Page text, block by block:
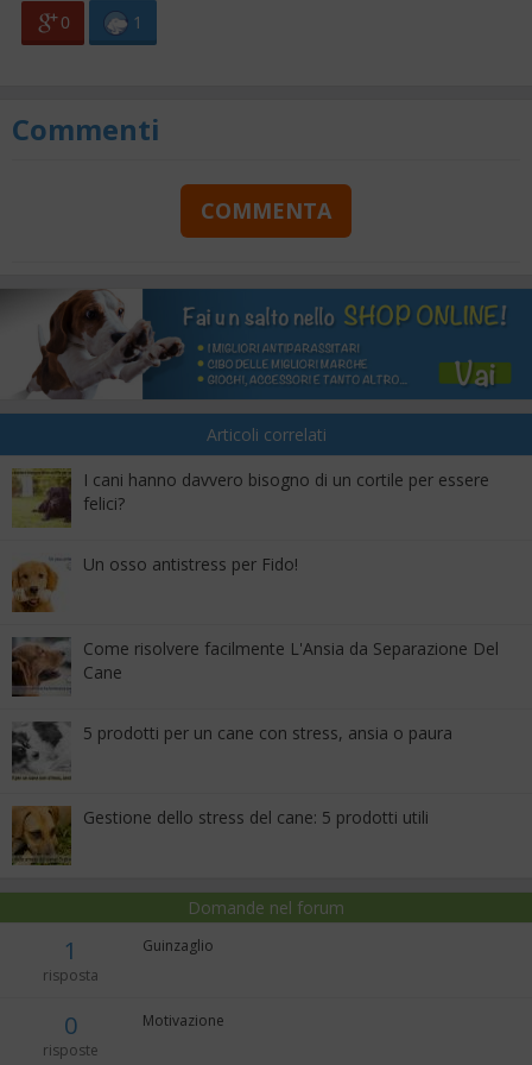
0 1
Commenti
COMMENTA
Articoli correlati
I cani hanno davvero bisogno di un cortile per essere
felici?
Un osso antistress per Fido!
Come risolvere facilmente L'Ansia da Separazione Del
Cane
5 prodotti per un cane con stress, ansia o paura
Gestione dello stress del cane: 5 prodotti utili
Domande nel forum
1
risposta
Guinzaglio
0
risposte
Motivazione